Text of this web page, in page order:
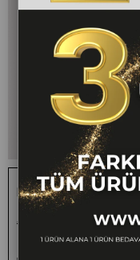
Keten Oversize
₺1.400,00